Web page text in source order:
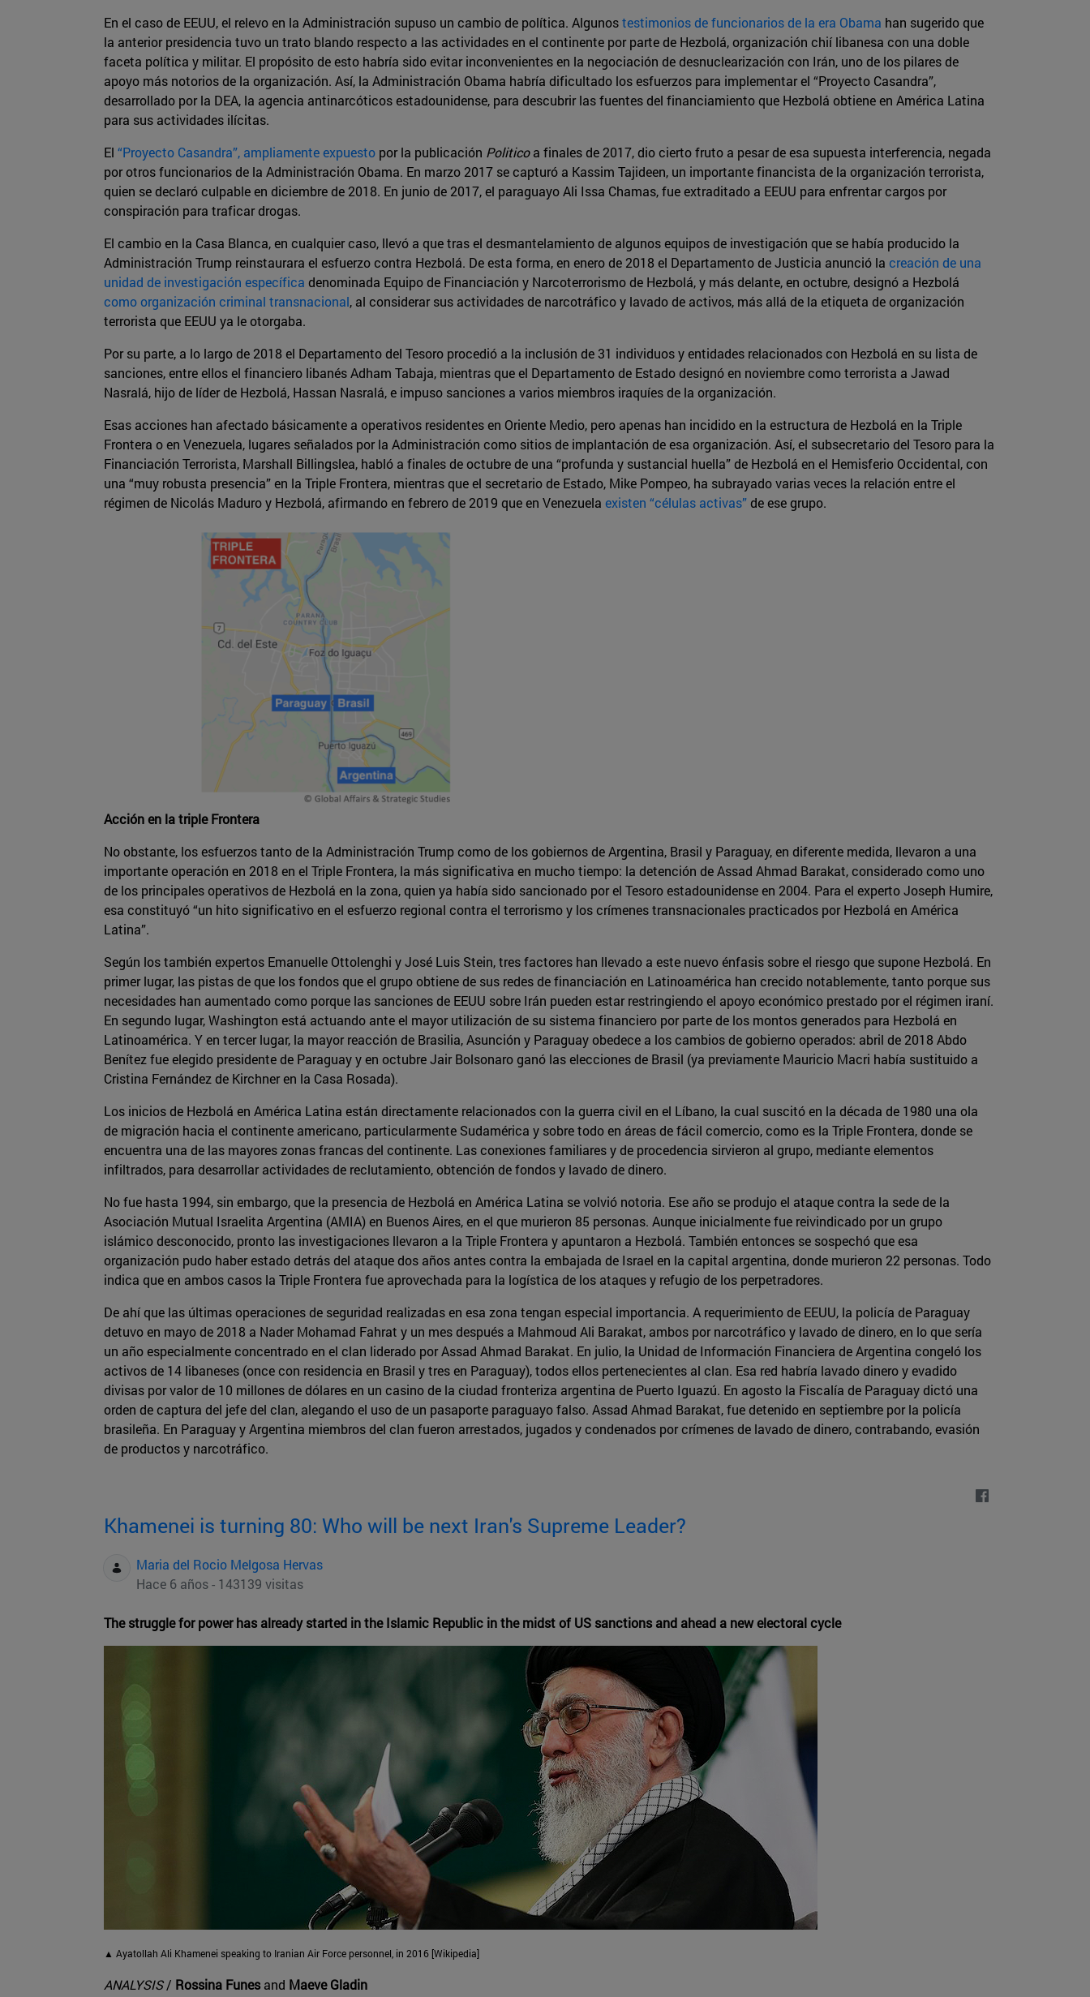
En el caso de EEUU, el relevo en la Administración supuso un cambio de política. Algunostestimonios de funcionarios de la era Obama han sugerido que
la anterior presidencia tuvo un trato blando respecto a las actividades en el continente por parte de Hezbolá, organización chií libanesa con una doble
faceta política y militar. El propósito de esto habría sido evitar inconvenientes en la negociación de desnuclearización con Irán, uno de los pilares de
apoyo más notorios de la organización. Así, la Administración Obama habría dificultado los esfuerzos para implementar el “Proyecto Casandra”,
desarrollado por la DEA, la agencia antinarcóticos estadounidense, para descubrir las fuentes del financiamiento que Hezbolá obtiene en América Latina
para sus actividades ilícitas.
El “Proyecto Casandra”, ampliamente expuesto por la publicación Politicoa finales de 2017, dio cierto fruto a pesar de esa supuesta interferencia, negada
por otros funcionarios de la Administración Obama. En marzo 2017 se capturó a Kassim Tajideen, un importante financista de la organización terrorista,
quien se declaró culpable en diciembre de 2018. En junio de 2017, el paraguayo Ali Issa Chamas, fue extraditado a EEUU para enfrentar cargos por
conspiración para traficar drogas.
El cambio en la Casa Blanca, en cualquier caso, llevó a que tras el desmantelamiento de algunos equipos de investigación que se había producido la
Administración Trump reinstaurara el esfuerzo contra Hezbolá. De esta forma, en enero de 2018 el Departamento de Justicia anunció la creación de una
unidad de investigación específica denominada Equipo de Financiación y Narcoterrorismo de Hezbolá, y más delante, en octubre, designó a Hezbolá
como organización criminal transnacional, al considerar sus actividades de narcotráfico y lavado de activos, más allá de la etiqueta de organización
terrorista que EEUU ya le otorgaba.
Por su parte, a lo largo de 2018 el Departamento del Tesoro procedió a la inclusión de 31 individuos y entidades relacionados con Hezbolá en su lista de
sanciones, entre ellos el financiero libanés Adham Tabaja, mientras que el Departamento de Estado designó en noviembre como terrorista a Jawad
Nasralá, hijo de líder de Hezbolá, Hassan Nasralá, e impuso sanciones a varios miembros iraquíes de la organización.
Esas acciones han afectado básicamente a operativos residentes en Oriente Medio, pero apenas han incidido en la estructura de Hezbolá en la Triple
Frontera o en Venezuela, lugares señalados por la Administración como sitios de implantación de esa organización. Así, el subsecretario del Tesoro para la
Financiación Terrorista, Marshall Billingslea, habló a finales de octubre de una “profunda y sustancial huella” de Hezbolá en el Hemisferio Occidental, con
una “muy robusta presencia” en la Triple Frontera, mientras que el secretario de Estado, Mike Pompeo, ha subrayado varias veces la relación entre el
régimen de Nicolás Maduro y Hezbolá, afirmando en febrero de 2019 que en Venezuela existen “células activas”de ese grupo.
Acción en la triple Frontera
No obstante, los esfuerzos tanto de la Administración Trump como de los gobiernos de Argentina, Brasil y Paraguay, en diferente medida, llevaron a una
importante operación en 2018 en el Triple Frontera, la más significativa en mucho tiempo: la detención de Assad Ahmad Barakat, considerado como uno
de los principales operativos de Hezbolá en la zona, quien ya había sido sancionado por el Tesoro estadounidense en 2004. Para el experto Joseph Humire,
esa constituyó “un hito significativo en el esfuerzo regional contra el terrorismo y los crímenes transnacionales practicados por Hezbolá en América
Latina”.
Según los también expertos Emanuelle Ottolenghi y José Luis Stein, tres factores han llevado a este nuevo énfasis sobre el riesgo que supone Hezbolá. En
primer lugar, las pistas de que los fondos que el grupo obtiene de sus redes de financiación en Latinoamérica han crecido notablemente, tanto porque sus
necesidades han aumentado como porque las sanciones de EEUU sobre Irán pueden estar restringiendo el apoyo económico prestado por el régimen iraní.
En segundo lugar, Washington está actuando ante el mayor utilización de su sistema financiero por parte de los montos generados para Hezbolá en
Latinoamérica. Y en tercer lugar, la mayor reacción de Brasilia, Asunción y Paraguay obedece a los cambios de gobierno operados: abril de 2018 Abdo
Benítez fue elegido presidente de Paraguay y en octubre Jair Bolsonaro ganó las elecciones de Brasil (ya previamente Mauricio Macri había sustituido a
Cristina Fernández de Kirchner en la Casa Rosada).
Los inicios de Hezbolá en América Latina están directamente relacionados con la guerra civil en el Líbano, la cual suscitó en la década de 1980 una ola
de migración hacia el continente americano, particularmente Sudamérica y sobre todo en áreas de fácil comercio, como es la Triple Frontera, donde se
encuentra una de las mayores zonas francas del continente. Las conexiones familiares y de procedencia sirvieron al grupo, mediante elementos
infiltrados, para desarrollar actividades de reclutamiento, obtención de fondos y lavado de dinero.
No fue hasta 1994, sin embargo, que la presencia de Hezbolá en América Latina se volvió notoria. Ese año se produjo el ataque contra la sede de la
Asociación Mutual Israelita Argentina (AMIA) en Buenos Aires, en el que murieron 85 personas. Aunque inicialmente fue reivindicado por un grupo
islámico desconocido, pronto las investigaciones llevaron a la Triple Frontera y apuntaron a Hezbolá. También entonces se sospechó que esa
organización pudo haber estado detrás del ataque dos años antes contra la embajada de Israel en la capital argentina, donde murieron 22 personas. Todo
indica que en ambos casos la Triple Frontera fue aprovechada para la logística de los ataques y refugio de los perpetradores.
De ahí que las últimas operaciones de seguridad realizadas en esa zona tengan especial importancia. A requerimiento de EEUU, la policía de Paraguay
detuvo en mayo de 2018 a Nader Mohamad Fahrat y un mes después a Mahmoud Ali Barakat, ambos por narcotráfico y lavado de dinero, en lo que sería
un año especialmente concentrado en el clan liderado por Assad Ahmad Barakat. En julio, la Unidad de Información Financiera de Argentina congeló los
activos de 14 libaneses (once con residencia en Brasil y tres en Paraguay), todos ellos pertenecientes al clan. Esa red habría lavado dinero y evadido
divisas por valor de 10 millones de dólares en un casino de la ciudad fronteriza argentina de Puerto Iguazú. En agosto la Fiscalía de Paraguay dictó una
orden de captura del jefe del clan, alegando el uso de un pasaporte paraguayo falso. Assad Ahmad Barakat, fue detenido en septiembre por la policía
brasileña. En Paraguay y Argentina miembros del clan fueron arrestados, jugados y condenados por crímenes de lavado de dinero, contrabando, evasión
de productos y narcotráfico.
Khamenei is turning 80: Who will be next Iran's Supreme Leader?
Maria del Rocio Melgosa Hervas
Hace 6 años - 143139 visitas
The struggle for power has already started in the Islamic Republic in the midst of US sanctions and ahead a new electoral cycle
▲ Ayatollah Ali Khamenei speaking to Iranian Air Force personnel, in 2016 [Wikipedia]
ANALYSIS/ Rossina Funes and Maeve Gladin